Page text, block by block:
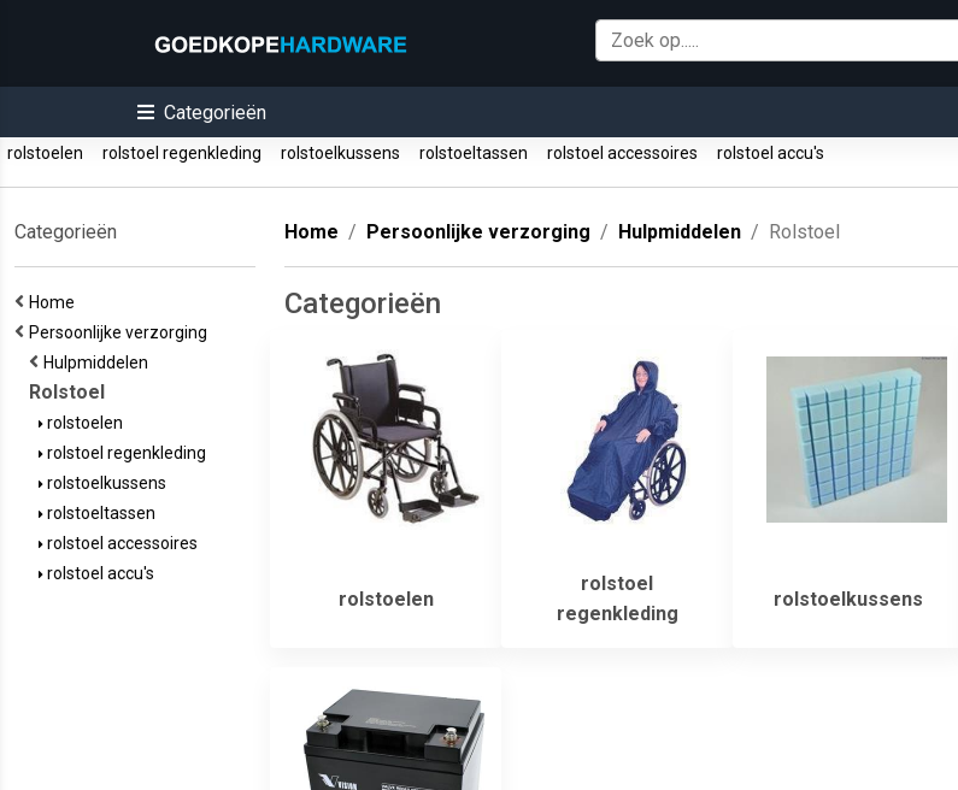
Categorieën
rolstoelen rolstoel regenkleding rolstoelkussens rolstoeltassen rolstoel accessoires rolstoel accu's
Categorieën
Home
Persoonlijke verzorging
Hulpmiddelen
Rolstoel
rolstoelen
rolstoel regenkleding
rolstoelkussens
rolstoeltassen
rolstoel accessoires
rolstoel accu's
Home Persoonlijke verzorging Hulpmiddelen Rolstoel
Categorieën
rolstoelen
rolstoel
regenkleding
rolstoelkussens